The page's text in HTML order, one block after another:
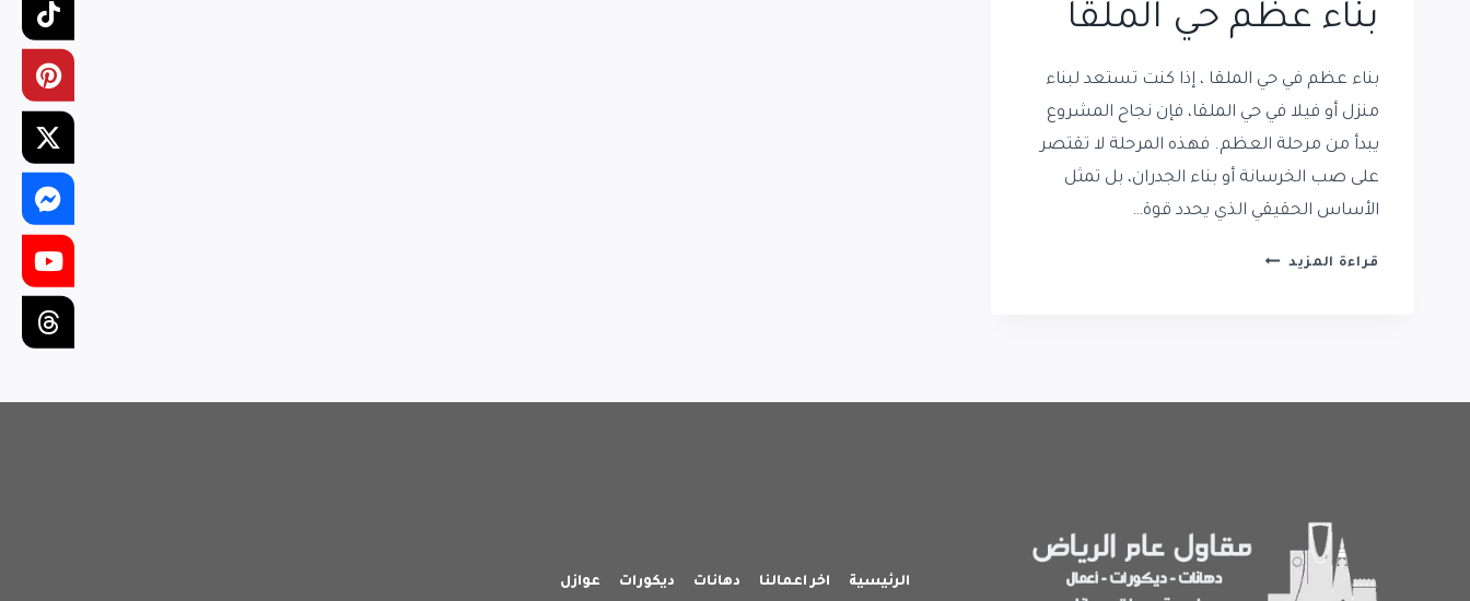
بناء عظم حي الملقا
بناء عظم في حي الملقا ، إذا كنت تستعد لبناء
منزل أو فيلا في حي الملقا، فإن نجاح المشروع
يبدأ من مرحلة العظم. فهذه المرحلة لا تقتصر
على صب الخرسانة أو بناء الجدران، بل تمثل
الأساس الحقيقي الذي يحدد قوة…
قراءة المزيد بناء
الملقا
الرئيسية اخر اعمالنا دهانات ديكورات عوازل